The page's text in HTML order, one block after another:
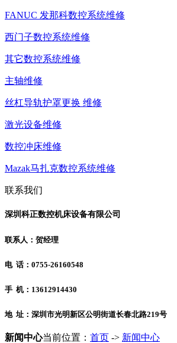
FANUC 发那科数控系统维修
西门子数控系统维修
其它数控系统维修
主轴维修
丝杠导轨护罩更换 维修
激光设备维修
数控冲床维修
Mazak马扎克数控系统维修
联系我们
深圳科正数控机床设备有限公司
联系人：贺经理
电 话：0755-26160548
手 机：13612914430
地 址：深圳市光明新区公明街道长春北路219号
新闻中心当前位置： 首页 -> 新闻中心